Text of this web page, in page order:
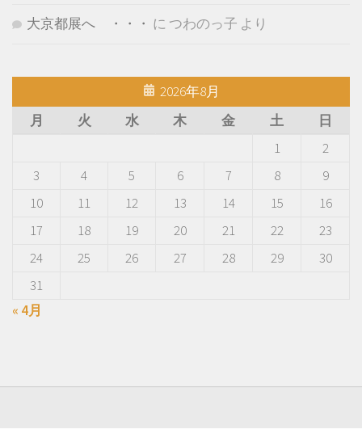
大京都展へ ・・・ に つわのっ子 より
2026年8月
月
火 水 木 金 土
日
1
2
3
4 5 6 7 8
9
10
11 12 13 14 15
16
17
18 19 20 21 22
23
24
25 26 27 28 29
30
31
« 4月